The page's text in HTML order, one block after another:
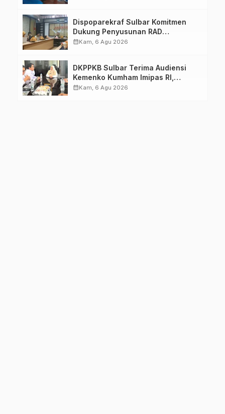
Dispoparekraf Sulbar Komitmen
Dukung Penyusunan RAD
TPB/SDGs Sulawesi Barat
calendar_monthKam, 6 Agu 2026
DKPPKB Sulbar Terima Audiensi
Kemenko Kumham Imipas RI,
Perkuat Pelayanan Kesehatan bagi
calendar_monthKam, 6 Agu 2026